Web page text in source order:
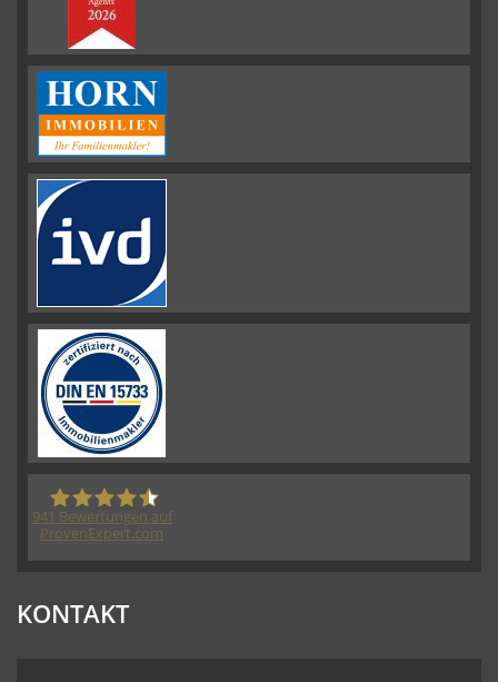
HORN IMMOBILIEN GmbH
941 Bewertungen auf
ProvenExpert.com
KONTAKT